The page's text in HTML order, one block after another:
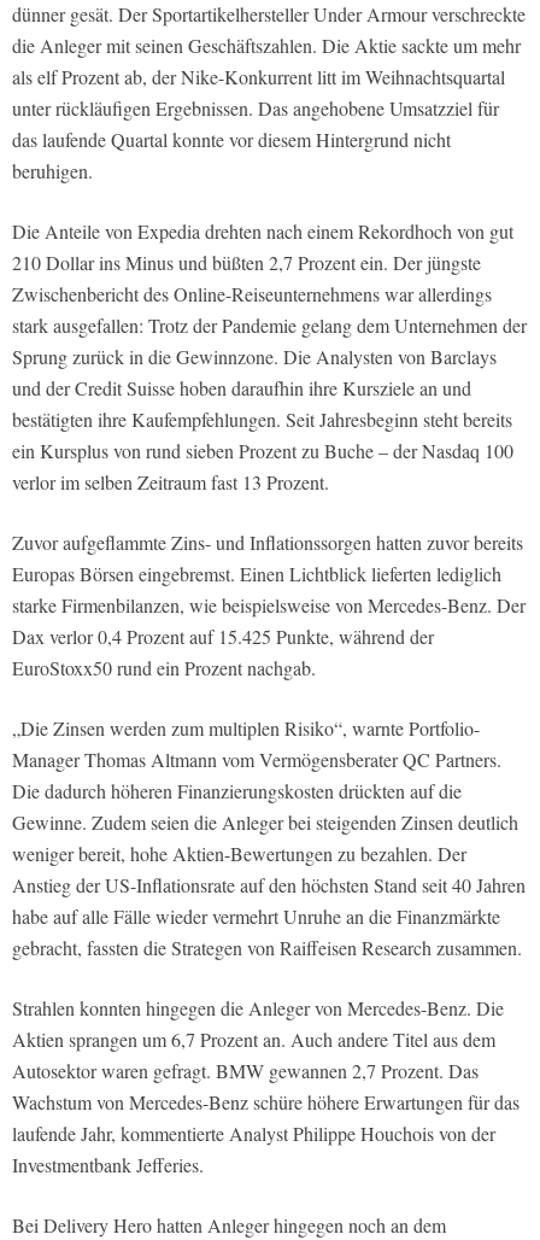
dünner gesät. Der Sportartikelhersteller Under Armour verschreckte
die Anleger mit seinen Geschäftszahlen. Die Aktie sackte um mehr
als elf Prozent ab, der Nike-Konkurrent litt im Weihnachtsquartal
unter rückläufigen Ergebnissen. Das angehobene Umsatzziel für
das laufende Quartal konnte vor diesem Hintergrund nicht
beruhigen.
Die Anteile von Expedia drehten nach einem Rekordhoch von gut
210 Dollar ins Minus und büßten 2,7 Prozent ein. Der jüngste
Zwischenbericht des Online-Reiseunternehmens war allerdings
stark ausgefallen: Trotz der Pandemie gelang dem Unternehmen der
Sprung zurück in die Gewinnzone. Die Analysten von Barclays
und der Credit Suisse hoben daraufhin ihre Kursziele an und
bestätigten ihre Kaufempfehlungen. Seit Jahresbeginn steht bereits
ein Kursplus von rund sieben Prozent zu Buche – der Nasdaq 100
verlor im selben Zeitraum fast 13 Prozent.
Zuvor aufgeflammte Zins- und Inflationssorgen hatten zuvor bereits
Europas Börsen eingebremst. Einen Lichtblick lieferten lediglich
starke Firmenbilanzen, wie beispielsweise von Mercedes-Benz. Der
Dax verlor 0,4 Prozent auf 15.425 Punkte, während der
EuroStoxx50 rund ein Prozent nachgab.
„Die Zinsen werden zum multiplen Risiko“, warnte Portfolio-
Manager Thomas Altmann vom Vermögensberater QC Partners.
Die dadurch höheren Finanzierungskosten drückten auf die
Gewinne. Zudem seien die Anleger bei steigenden Zinsen deutlich
weniger bereit, hohe Aktien-Bewertungen zu bezahlen. Der
Anstieg der US-Inflationsrate auf den höchsten Stand seit 40 Jahren
habe auf alle Fälle wieder vermehrt Unruhe an die Finanzmärkte
gebracht, fassten die Strategen von Raiffeisen Research zusammen.
Strahlen konnten hingegen die Anleger von Mercedes-Benz. Die
Aktien sprangen um 6,7 Prozent an. Auch andere Titel aus dem
Autosektor waren gefragt. BMW gewannen 2,7 Prozent. Das
Wachstum von Mercedes-Benz schüre höhere Erwartungen für das
laufende Jahr, kommentierte Analyst Philippe Houchois von der
Investmentbank Jefferies.
Bei Delivery Hero hatten Anleger hingegen noch an dem